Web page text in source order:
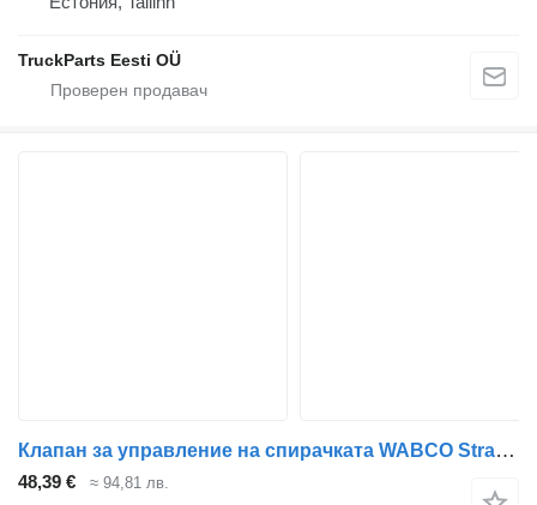
TruckParts Eesti OÜ
Клапан за управление на спирачката WABCO Stralis (01.02-) 4728800300 за влекач IVECO Stralis, Trakker (2002-)
48,39 € ≈ 94,81 лв.